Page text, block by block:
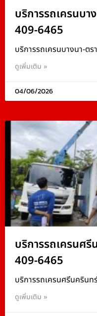
บริการรถเครนบา
409-6465
บริการรถเครนบางนา-ต
ดูเพิ่มเติม »
04/06/2026
บริการรถเครนศ
409-6465
บริการรถเครนศรีนครินท
ดูเพิ่มเติม »